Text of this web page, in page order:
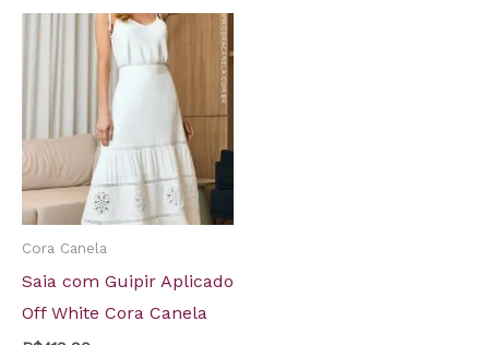
Cora Canela
Saia com Guipir Aplicado
Off White Cora Canela